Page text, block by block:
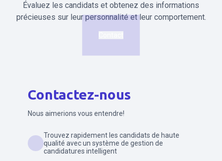
Évaluez les candidats et obtenez des informations
précieuses sur leur personnalité et leur comportement.
Contactez-nous
Nous aimerions vous entendre!
Trouvez rapidement les candidats de haute
qualité avec un système de gestion de
candidatures intelligent